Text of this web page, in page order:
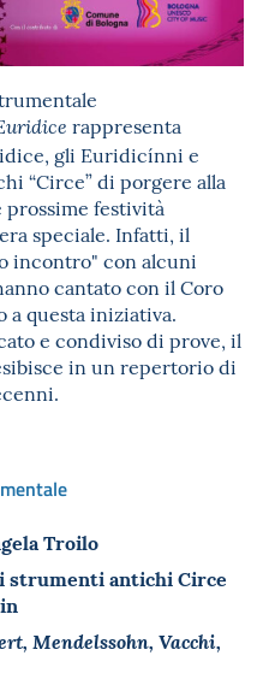
rappresenta
gli Euridicínni e
“Circe” di porgere alla
festività
speciale. Infatti, il
incontro" con alcuni
cantato con il Coro
a questa iniziativa.
e condiviso di prove, il
in un repertorio di
Troilo
strumenti antichi Circe
Mendelssohn, Vacchi,